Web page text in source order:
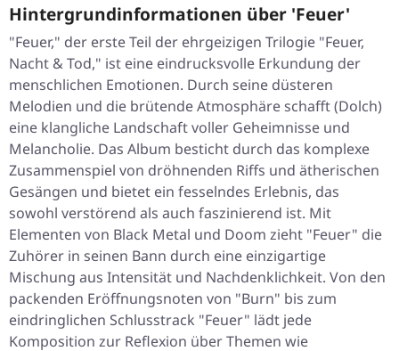
Hintergrundinformationen über 'Feuer'
"Feuer," der erste Teil der ehrgeizigen Trilogie "Feuer,
Nacht & Tod," ist eine eindrucksvolle Erkundung der
menschlichen Emotionen. Durch seine düsteren
Melodien und die brütende Atmosphäre schafft (Dolch)
eine klangliche Landschaft voller Geheimnisse und
Melancholie. Das Album besticht durch das komplexe
Zusammenspiel von dröhnenden Riffs und ätherischen
Gesängen und bietet ein fesselndes Erlebnis, das
sowohl verstörend als auch faszinierend ist. Mit
Elementen von Black Metal und Doom zieht "Feuer" die
Zuhörer in seinen Bann durch eine einzigartige
Mischung aus Intensität und Nachdenklichkeit. Von den
packenden Eröffnungsnoten von "Burn" bis zum
eindringlichen Schlusstrack "Feuer" lädt jede
Komposition zur Reflexion über Themen wie